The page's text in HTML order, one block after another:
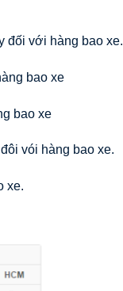
đối với hàng bao xe.
bao xe
bao xe
vói hàng bao xe.
xe.